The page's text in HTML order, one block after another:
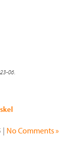
06.
| No Comments »